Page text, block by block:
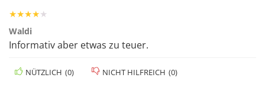
★★★★★
Waldi
Informativ aber etwas zu teuer.
NÜTZLICH (0) NICHT HILFREICH (0)